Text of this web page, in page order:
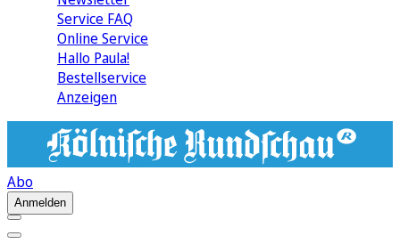
Service FAQ
Online Service
Hallo Paula!
Bestellservice
Anzeigen
Abo
Anmelden